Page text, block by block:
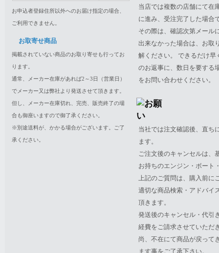
お申込者登録住所以外へのお届け指定の場合、
ご利用できません。
お取寄せ商品
掲載されていない商品のお取り寄せも行ってお
ります。
通常、メーカー在庫があれば2～3日（営業日）
でメーカー又は弊社より発送させて頂きます。
但し、メーカー在庫切れ、完売、販売終了の場
合も御座いますので御了承ください。
※別途送料が、かかる場合がございます。ご了
承ください。
当店では複数の店舗にて在
に進み、受注完了した場合
その際は、確認次第メール
出来なかった場合は、お取
解ください。 できるだけ
のお返事に、数日を要する
をお問い合わせください。
当社では注文確認後、直ち
ます。
ご注文後のキャンセルは、
お持ちのエンジン・ボート
上記のご質問は、購入前に
適切な商品検索・アドバイ
頂きます。
発送後のキャンセル・代引
経費をご請求させていただ
尚、不在にて商品が戻って
ます事をご了承下さい。